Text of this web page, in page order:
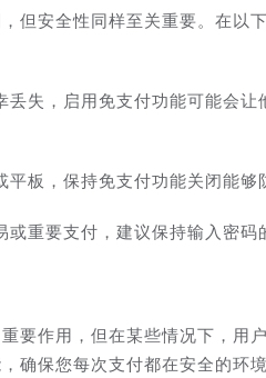
但安全性同样至关重要。在以
失，启用免支付功能可能会让
板，保持免支付功能关闭能够
重要支付，建议保持输入密码
要作用，但在某些情况下，用
确保您每次支付都在安全的环